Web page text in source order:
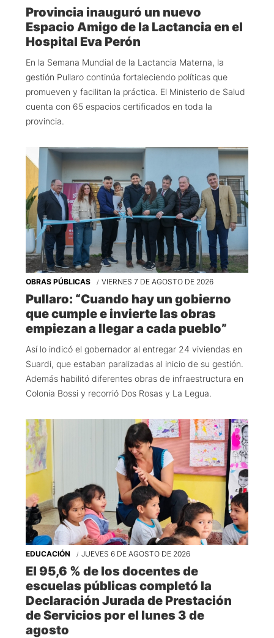
Provincia inauguró un nuevo
Espacio Amigo de la Lactancia en el
Hospital Eva Perón
En la Semana Mundial de la Lactancia Materna, la
gestión Pullaro continúa fortaleciendo políticas que
promueven y facilitan la práctica. El Ministerio de Salud
cuenta con 65 espacios certificados en toda la
provincia.
OBRAS PÚBLICAS VIERNES 7 DE AGOSTO DE 2026
Pullaro: “Cuando hay un gobierno
que cumple e invierte las obras
empiezan a llegar a cada pueblo”
Así lo indicó el gobernador al entregar 24 viviendas en
Suardi, que estaban paralizadas al inicio de su gestión.
Además habilitó diferentes obras de infraestructura en
Colonia Bossi y recorrió Dos Rosas y La Legua.
EDUCACIÓN JUEVES 6 DE AGOSTO DE 2026
El 95,6 % de los docentes de
escuelas públicas completó la
Declaración Jurada de Prestación
de Servicios por el lunes 3 de
agosto